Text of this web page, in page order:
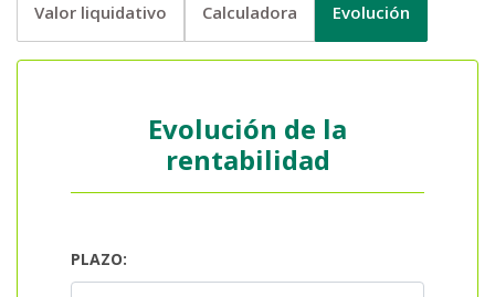
Valor liquidativo Calculadora Evolución
Evolución de la
rentabilidad
PLAZO: